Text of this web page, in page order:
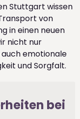
Stuttgart wissen
von
in einen neuen
nicht nur
emotionale
und Sorgfalt.
bei